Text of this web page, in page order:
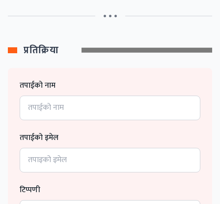
• • •
प्रतिक्रिया
तपाईको नाम
तपाईको इमेल
टिप्पणी